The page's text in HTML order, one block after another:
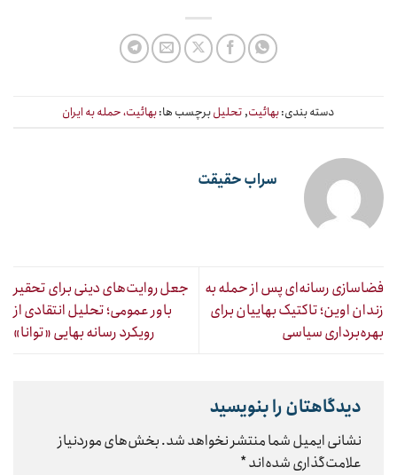
دسته بندی:بهائیت, تحلیلبرچسب ها:بهائیت، حمله به ایران
سراب حقیقت
فضاسازی رسانه‌ای پس از حمله به
زندان اوین؛ تاکتیک بهاییان برای
بهره‌برداری سیاسی
جعل روایت‌های دینی برای تحقیر
باور عمومی؛ تحلیل انتقادی از
رویکرد رسانه بهایی «توانا»
دیدگاهتان را بنویسید
نشانی ایمیل شما منتشر نخواهد شد.بخش‌های موردنیاز
علامت‌گذاری شده‌اند*